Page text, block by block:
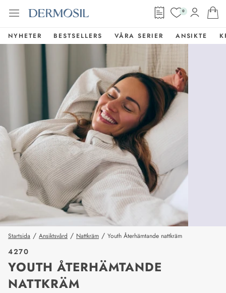
0
NYHETER BESTSELLERS VÅRA SERIER ANSIKTE
Startsida / Ansiktsvård / Nattkräm / Youth Återhämtande nattkräm
4270
YOUTH ÅTERHÄMTANDE
NATTKRÄM